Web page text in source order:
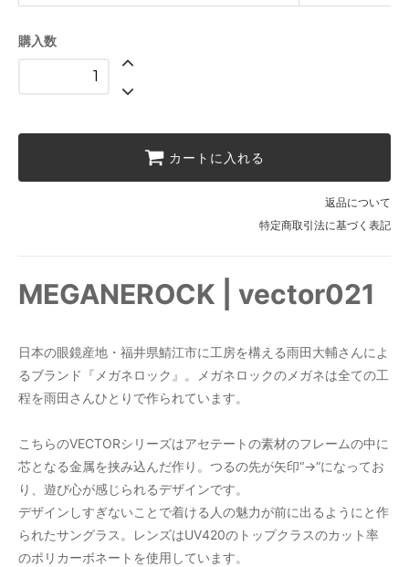
購入数
カートに入れる
返品について
特定商取引法に基づく表記
MEGANEROCK | vector021
日本の眼鏡産地・福井県鯖江市に工房を構える雨田大輔さんによ
るブランド『メガネロック』。メガネロックのメガネは全ての工
程を雨田さんひとりで作られています。
こちらのVECTORシリーズはアセテートの素材のフレームの中に
芯となる金属を挟み込んだ作り。つるの先が矢印“→”になってお
り、遊び心が感じられるデザインです。
デザインしすぎないことで着ける人の魅力が前に出るようにと作
られたサングラス。レンズはUV420のトップクラスのカット率
のポリカーボネートを使用しています。